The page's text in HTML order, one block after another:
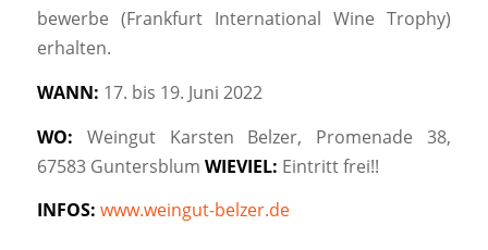
bewerbe (Frankfurt International Wine Trophy)
erhalten.
WANN: 17. bis 19. Juni 2022
WO: Weingut Karsten Belzer, Promenade 38,
67583 Guntersblum WIEVIEL: Eintritt frei!!
INFOS: www.weingut-belzer.de